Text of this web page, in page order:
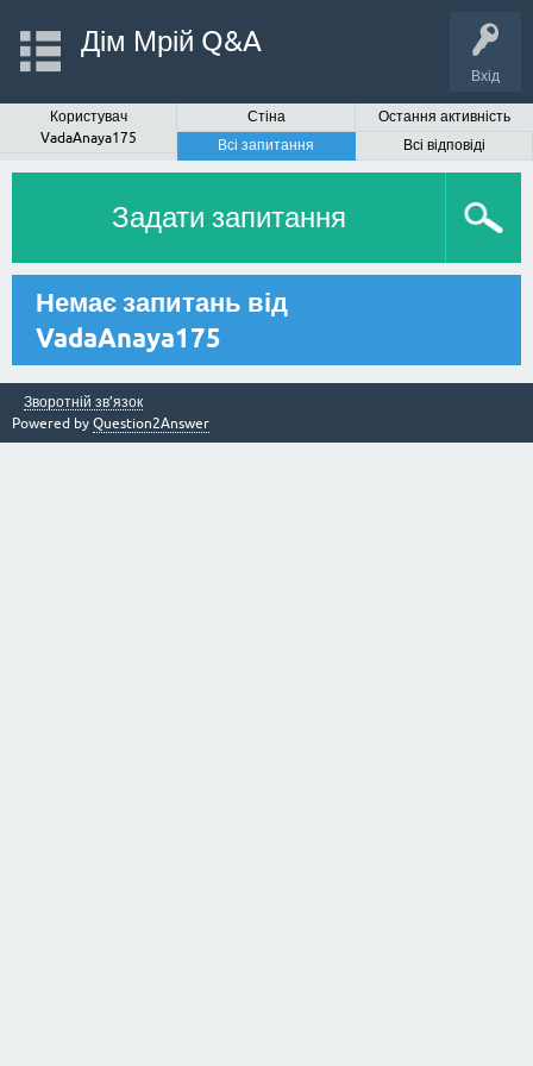
Вхід
Дім Мрій Q&A
Користувач
VadaAnaya175
Стіна
Остання активність
Всі запитання
Всі відповіді
Задати запитання
Немає запитань від
VadaAnaya175
Зворотній зв’язок
Powered by Question2Answer